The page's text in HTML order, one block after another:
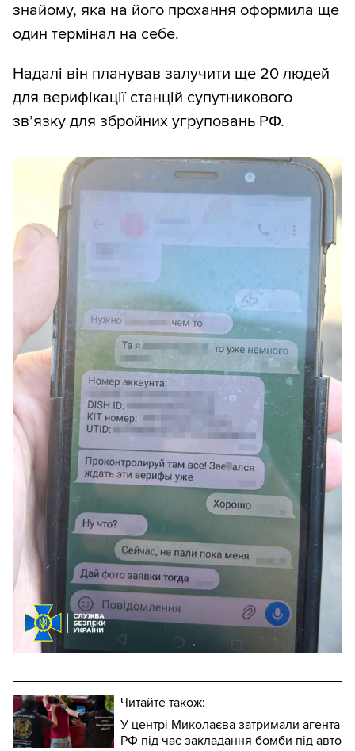
знайому, яка на його прохання оформила ще
один термінал на себе.
Надалі він планував залучити ще 20 людей
для верифікації станцій супутникового
зв’язку для збройних угруповань РФ.
Читайте також:
У центрі Миколаєва затримали агента
РФ під час закладання бомби під авто